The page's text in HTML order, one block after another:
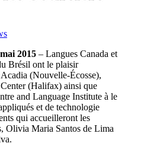
2015 – Langues Canada et
Brésil ont le plaisir
(Nouvelle-Écosse),
(Halifax) ainsi que
and Language Institute à le
et de technologie
qui accueilleront les
Olivia Maria Santos de Lima